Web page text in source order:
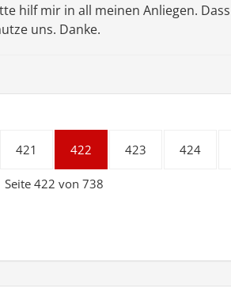
hilf mir in all meinen Anliegen.
uns. Danke.
421 422 423 424
Seite 422 von 738